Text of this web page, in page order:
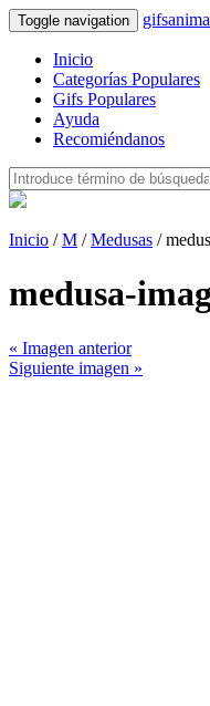
Toggle navigation
Inicio
Categorías Populares
Gifs Populares
Ayuda
Recomiéndanos
Inicio /M /Medusas /
medusa-
« Imagen anterior
Siguiente imagen »